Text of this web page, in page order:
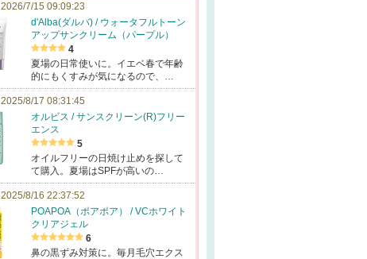
2026/7/15 09:09:23
d'Alba(ダルバ) / ウォータフルトーン
アップサンクリーム（パープル）
4
夏場の日常使いに。イエベ春で年齢
的にもくすみが気になるので、…
2025/8/17 08:31:45
オルビス / サンスクリーン(R)フリー
エンス
5
オイルフリーの日焼け止めを探して
て購入。夏場はSPFが高いの…
2025/8/16 22:37:52
POAPOA（ポアポア） / VCホワイト
クリアジェル
6
鼻の黒ずみ対策に。毎月毛穴エクス